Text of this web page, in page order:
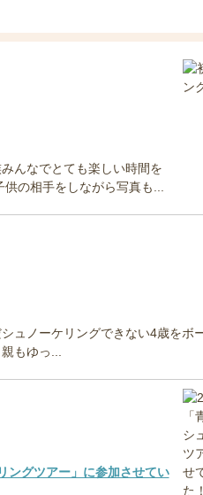
んなでとても楽しい時間を
の相手をしながら写真も...
ュノーケリングできない4歳をボ
もゆっ...
ングツアー」に参加させてい